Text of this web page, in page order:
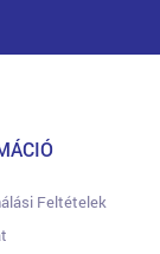
Feltételek